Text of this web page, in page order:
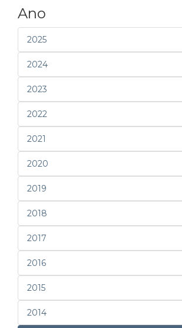
Ano
2025
2024
2023
2022
2021
2020
2019
2018
2017
2016
2015
2014